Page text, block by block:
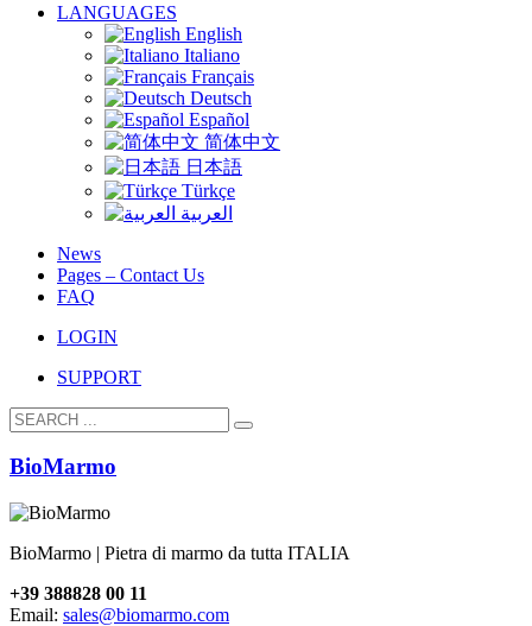
LANGUAGES
English
Italiano
Français
Deutsch
Español
简体中文
日本語
Türkçe
العربية
News
Pages – Contact Us
FAQ
LOGIN
SUPPORT
BioMarmo
BioMarmo | Pietra di marmo da tutta ITALIA
+39 388828 00 11
Email: sales@biomarmo.com